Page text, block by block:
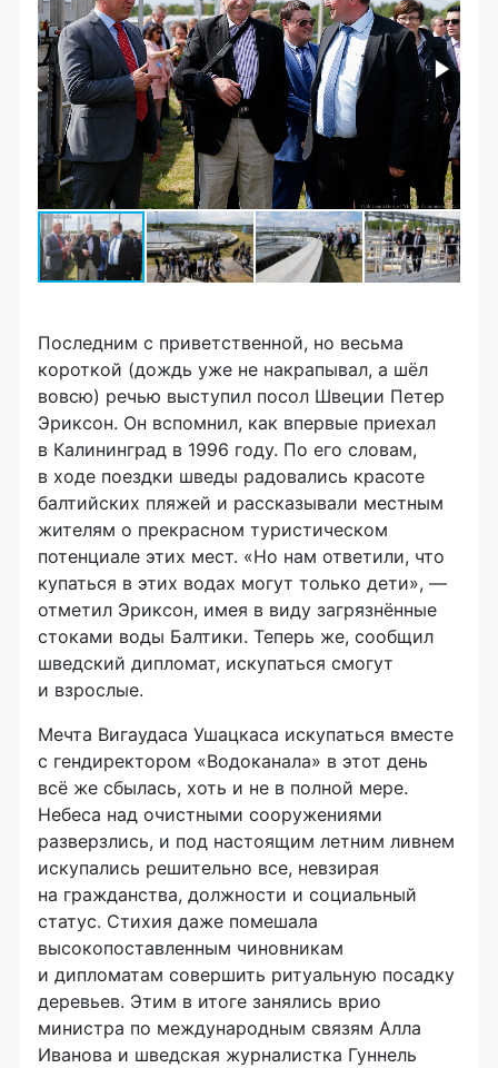
Последним с приветственной, но весьма
короткой (дождь уже не накрапывал, а шёл
вовсю) речью выступил посол Швеции Петер
Эриксон. Он вспомнил, как впервые приехал
в Калининград в 1996 году. По его словам,
в ходе поездки шведы радовались красоте
балтийских пляжей и рассказывали местным
жителям о прекрасном туристическом
потенциале этих мест. «Но нам ответили, что
купаться в этих водах могут только дети», —
отметил Эриксон, имея в виду загрязнённые
стоками воды Балтики. Теперь же, сообщил
шведский дипломат, искупаться смогут
и взрослые.
Мечта Вигаудаса Ушацкаса искупаться вместе
с гендиректором «Водоканала» в этот день
всё же сбылась, хоть и не в полной мере.
Небеса над очистными сооружениями
разверзлись, и под настоящим летним ливнем
искупались решительно все, невзирая
на гражданства, должности и социальный
статус. Стихия даже помешала
высокопоставленным чиновникам
и дипломатам совершить ритуальную посадку
деревьев. Этим в итоге занялись врио
министра по международным связям Алла
Иванова и шведская журналистка Гуннель